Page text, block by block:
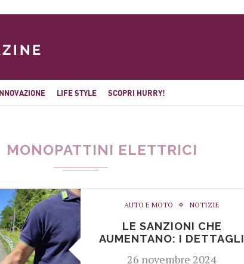
INNOVAZIONE LIFE STYLE SCOPRI HURRY!
MONOPATTINI ELETTRICI
AUTO E MOTO NOTIZIE
LE SANZIONI CHE
AUMENTANO: I DETTAGLI
26 novembre 2024